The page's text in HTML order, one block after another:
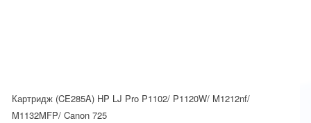
Картридж (CE285A) HP LJ Pro P1102/ P1120W/ M1212nf/
M1132MFP/ Canon 725